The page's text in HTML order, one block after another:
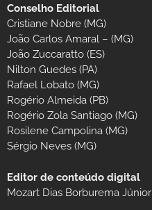
Conselho Editorial
Cristiane Nobre (MG)
João Carlos Amaral – (MG)
João Zuccaratto (ES)
Nilton Guedes (PA)
Rafael Lobato (MG)
Rogério Almeida (PB)
Rogério Zola Santiago (MG)
Rosilene Campolina (MG)
Sérgio Neves (MG)
Editor de conteúdo digital
Mozart Dias Borburema Júnior